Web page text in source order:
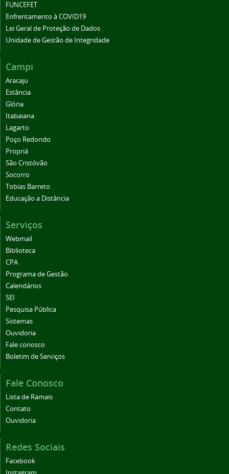
FUNCEFET
Enfrentamento à COVID19
Lei Geral de Proteção de Dados
Unidade de Gestão de Integridade
Campi
Aracaju
Estância
Glória
Itabaiana
Lagarto
Poço Redondo
Propriá
São Cristóvão
Socorro
Tobias Barreto
Educação a Distância
Serviços
Webmail
Biblioteca
CPA
Programa de Gestão
Calendários
SEI
Pesquisa Pública
Sistemas
Ouvidoria
Fale conosco
Boletim de Serviços
Fale Conosco
Lista de Ramais
Contato
Ouvidoria
Redes Sociais
Facebook